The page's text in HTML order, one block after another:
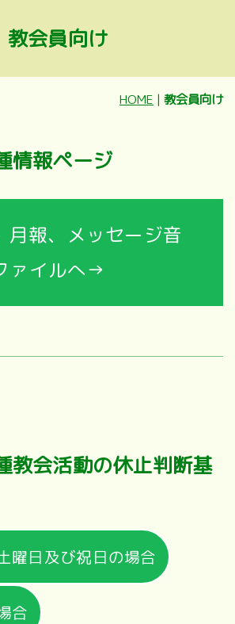
教会員向け
HOME | 教会員向け
情報ページ
月報、メッセージ音
ァイルへ→
教会活動の休止判断基
曜日及び祝日の場合
合